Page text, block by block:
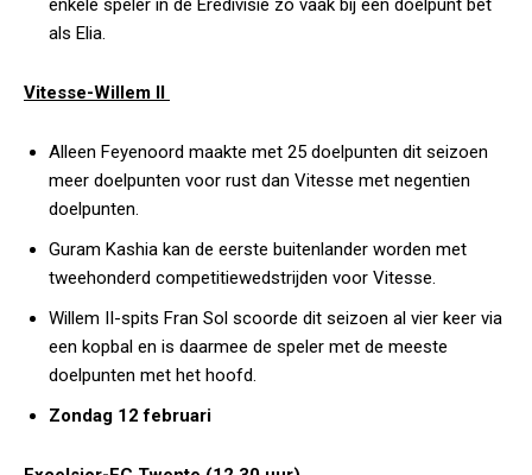
enkele speler in de Eredivisie zo vaak bij een doelpunt bet
als Elia.
Vitesse-Willem II
Alleen Feyenoord maakte met 25 doelpunten dit seizoen
meer doelpunten voor rust dan Vitesse met negentien
doelpunten.
Guram Kashia kan de eerste buitenlander worden met
tweehonderd competitiewedstrijden voor Vitesse.
Willem II-spits Fran Sol scoorde dit seizoen al vier keer via
een kopbal en is daarmee de speler met de meeste
doelpunten met het hoofd.
Zondag 12 februari